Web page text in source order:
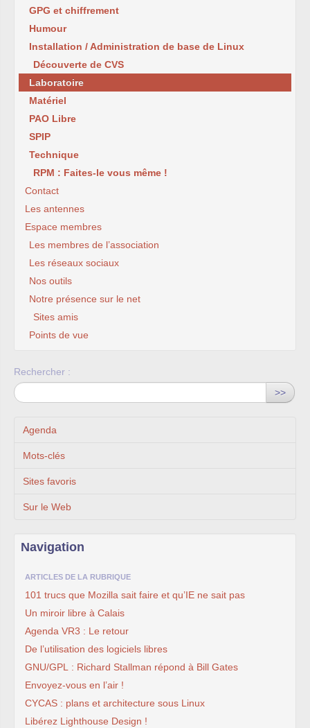
GPG et chiffrement
Humour
Installation / Administration de base de Linux
Découverte de CVS
Laboratoire
Matériel
PAO Libre
SPIP
Technique
RPM : Faites-le vous même !
Contact
Les antennes
Espace membres
Les membres de l’association
Les réseaux sociaux
Nos outils
Notre présence sur le net
Sites amis
Points de vue
Rechercher :
>>
Agenda
Mots-clés
Sites favoris
Sur le Web
Navigation
ARTICLES DE LA RUBRIQUE
101 trucs que Mozilla sait faire et qu’IE ne sait pas
Un miroir libre à Calais
Agenda VR3 : Le retour
De l’utilisation des logiciels libres
GNU/GPL : Richard Stallman répond à Bill Gates
Envoyez-vous en l’air !
CYCAS : plans et architecture sous Linux
Libérez Lighthouse Design !